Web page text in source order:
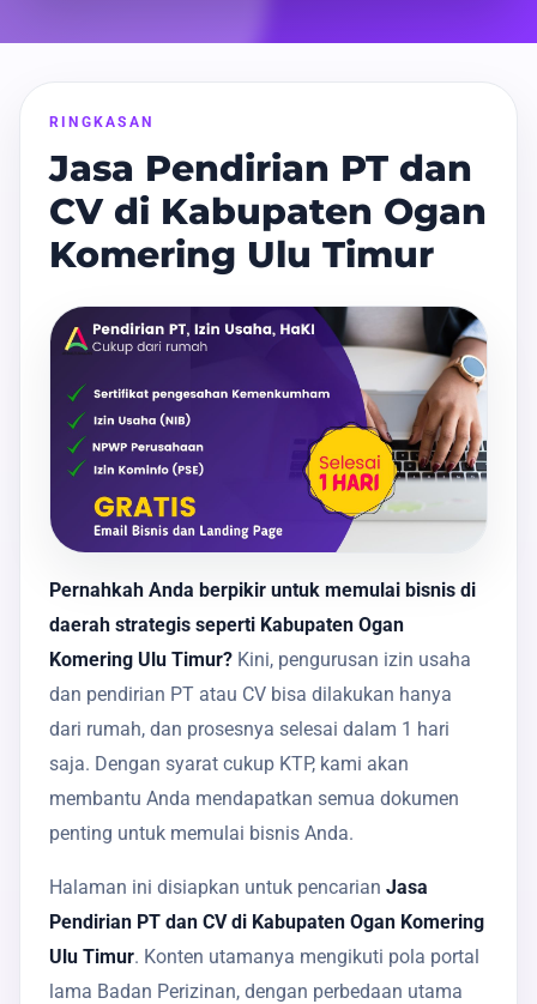
RINGKASAN
Jasa Pendirian PT dan
CV di Kabupaten Ogan
Komering Ulu Timur
Pernahkah Anda berpikir untuk memulai bisnis di
daerah strategis seperti Kabupaten Ogan
Komering Ulu Timur? Kini, pengurusan izin usaha
dan pendirian PT atau CV bisa dilakukan hanya
dari rumah, dan prosesnya selesai dalam 1 hari
saja. Dengan syarat cukup KTP, kami akan
membantu Anda mendapatkan semua dokumen
penting untuk memulai bisnis Anda.
Halaman ini disiapkan untuk pencarian Jasa
Pendirian PT dan CV di Kabupaten Ogan Komering
Ulu Timur. Konten utamanya mengikuti pola portal
lama Badan Perizinan, dengan perbedaan utama